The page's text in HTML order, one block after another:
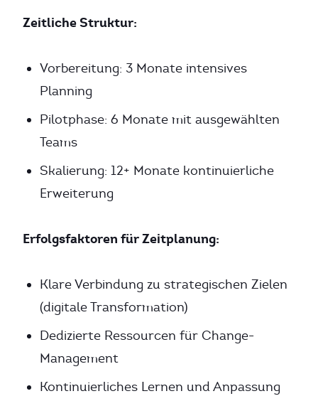
Zeitliche Struktur:
Vorbereitung: 3 Monate intensives
Planning
Pilotphase: 6 Monate mit ausgewählten
Teams
Skalierung: 12+ Monate kontinuierliche
Erweiterung
Erfolgsfaktoren für Zeitplanung:
Klare Verbindung zu strategischen Zielen
(digitale Transformation)
Dedizierte Ressourcen für Change-
Management
Kontinuierliches Lernen und Anpassung